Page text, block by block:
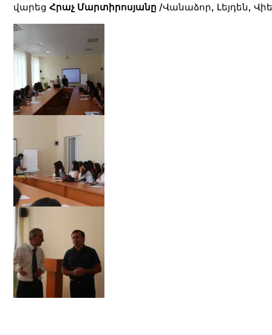
վարեց Հրաչ Մարտիրոսյանը /Վանաձոր, Լեյդեն,